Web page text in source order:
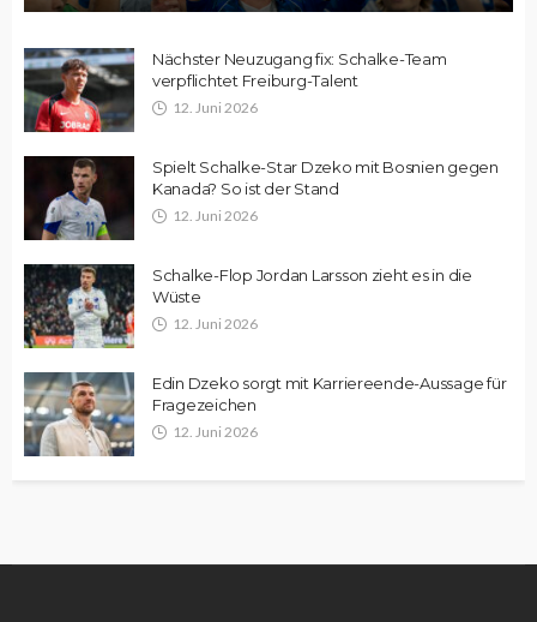
Nächster Neuzugang fix: Schalke-Team
verpflichtet Freiburg-Talent
12. Juni 2026
Spielt Schalke-Star Dzeko mit Bosnien gegen
Kanada? So ist der Stand
12. Juni 2026
Schalke-Flop Jordan Larsson zieht es in die
Wüste
12. Juni 2026
Edin Dzeko sorgt mit Karriereende-Aussage für
Fragezeichen
12. Juni 2026